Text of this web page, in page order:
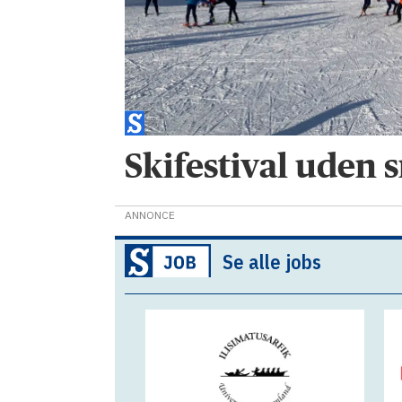
Skifestival uden
ANNONCE
Se alle jobs